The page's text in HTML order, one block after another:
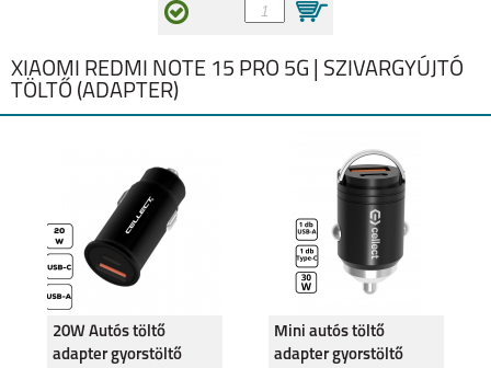
XIAOMI REDMI NOTE 15 PRO 5G | SZIVARGYÚJTÓ
TÖLTŐ (ADAPTER)
20W Autós töltő
adapter gyorstöltő
Mini autós töltő
adapter gyorstöltő